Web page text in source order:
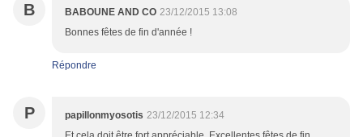
B BABOUNE AND CO 23/12/2015 13:08
Bonnes fêtes de fin d'année !
Répondre
P papillonmyosotis 23/12/2015 12:34